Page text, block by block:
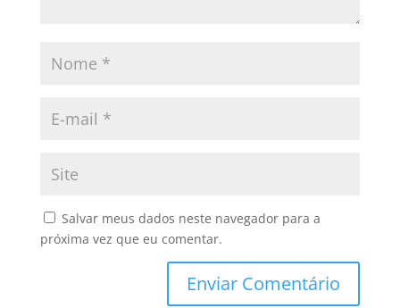
Salvar meus dados neste navegador para a
próxima vez que eu comentar.